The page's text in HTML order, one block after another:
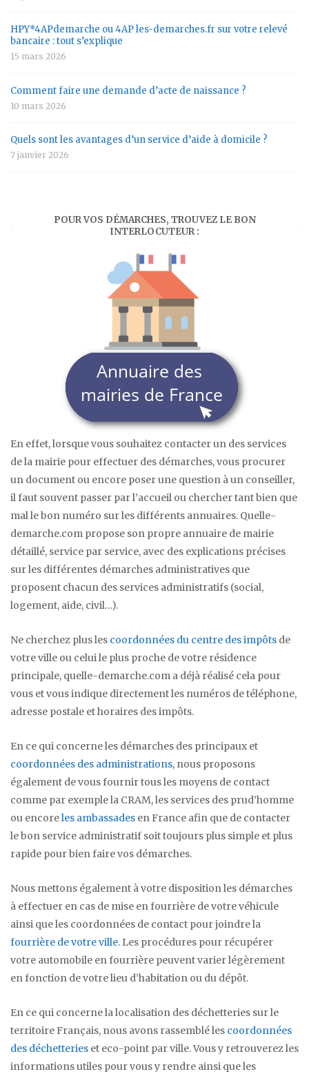
HPY*4APdemarche ou 4AP les-demarches.fr sur votre relevé
bancaire : tout s’explique
15 mars 2026
Comment faire une demande d’acte de naissance ?
10 mars 2026
Quels sont les avantages d’un service d’aide à domicile ?
7 janvier 2026
POUR VOS DÉMARCHES, TROUVEZ LE BON
INTERLOCUTEUR :
En effet, lorsque vous souhaitez contacter un des services
de la mairie pour effectuer des démarches, vous procurer
un document ou encore poser une question à un conseiller,
il faut souvent passer par l’accueil ou chercher tant bien que
mal le bon numéro sur les différents annuaires. Quelle-
demarche.com propose son propre annuaire de mairie
détaillé, service par service, avec des explications précises
sur les différentes démarches administratives que
proposent chacun des services administratifs (social,
logement, aide, civil…).
Ne cherchez plus les coordonnées du centre des impôts de
votre ville ou celui le plus proche de votre résidence
principale, quelle-demarche.com a déjà réalisé cela pour
vous et vous indique directement les numéros de téléphone,
adresse postale et horaires des impôts.
En ce qui concerne les démarches des principaux et
coordonnées des administrations, nous proposons
également de vous fournir tous les moyens de contact
comme par exemple la CRAM, les services des prud’homme
ou encoreles ambassades en France afin que de contacter
le bon service administratif soit toujours plus simple et plus
rapide pour bien faire vos démarches.
Nous mettons également à votre disposition les démarches
à effectuer en cas de mise en fourrière de votre véhicule
ainsi que les coordonnées de contact pour joindre la
fourrière de votre ville. Les procédures pour récupérer
votre automobile en fourrière peuvent varier légèrement
en fonction de votre lieu d’habitation ou du dépôt.
En ce qui concerne la localisation des déchetteries sur le
territoire Français, nous avons rassemblé les coordonnées
des déchetteries et eco-point par ville. Vous y retrouverez les
informations utiles pour vous y rendre ainsi que les